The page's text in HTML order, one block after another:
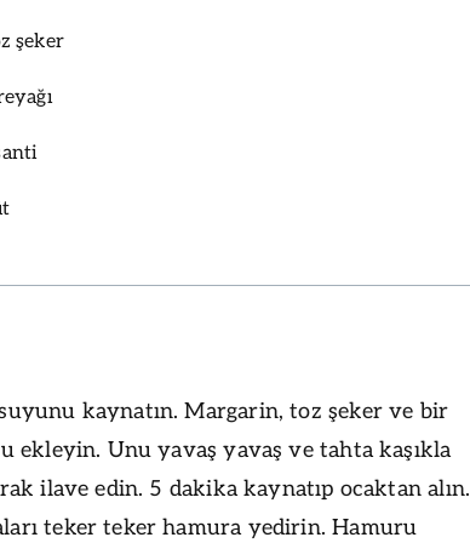
şeker
kaynatın. Margarin, toz şeker ve bir
ekleyin. Unu yavaş yavaş ve tahta kaşıkla
ilave edin. 5 dakika kaynatıp ocaktan alın.
teker teker hamura yedirin. Hamuru